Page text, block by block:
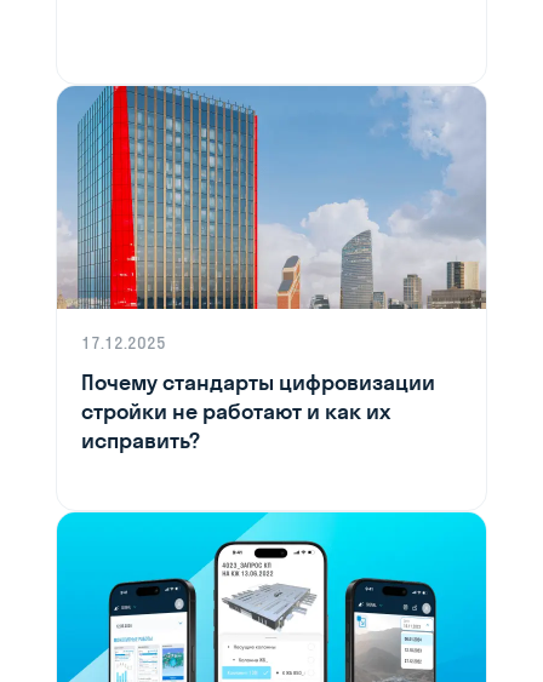
17.12.2025
Почему стандарты цифровизации
стройки не работают и как их
исправить?